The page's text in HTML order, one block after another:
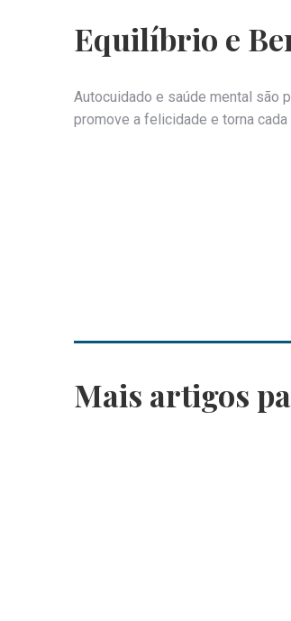
Equilíbrio e
Autocuidado e saúde mental são
promove a felicidade e torna
Mais artigos